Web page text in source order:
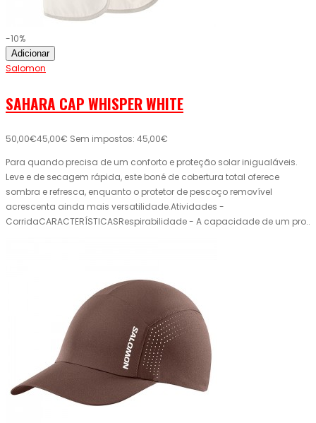
-10%
Adicionar
Salomon
SAHARA CAP WHISPER WHITE
50,00€45,00€ Sem impostos: 45,00€
Para quando precisa de um conforto e proteção solar inigualáveis.
Leve e de secagem rápida, este boné de cobertura total oferece
sombra e refresca, enquanto o protetor de pescoço removível
acrescenta ainda mais versatilidade.Atividades -
CorridaCARACTERÍSTICASRespirabilidade - A capacidade de um pro..